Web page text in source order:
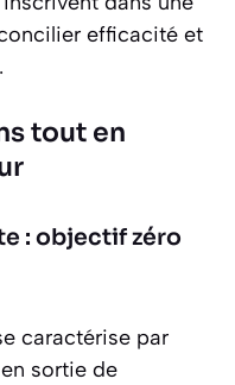
efficacité et
tout en
: objectif zéro
caractérise par
en sortie de